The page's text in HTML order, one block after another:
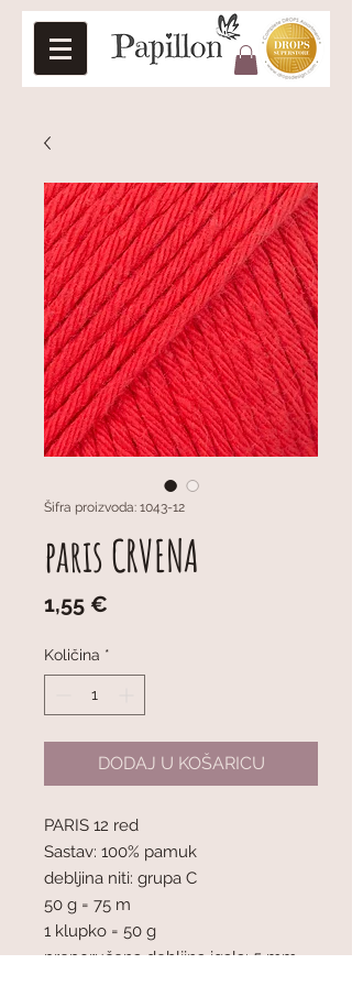
Šifra proizvoda: 1043-12
paris CRVENA
1,55 €
Količina *
DODAJ U KOŠARICU
PARIS 12 red
Sastav: 100% pamuk
debljina niti: grupa C
50 g = 75 m
1 klupko = 50 g
preporučena debljina igala: 5 mm